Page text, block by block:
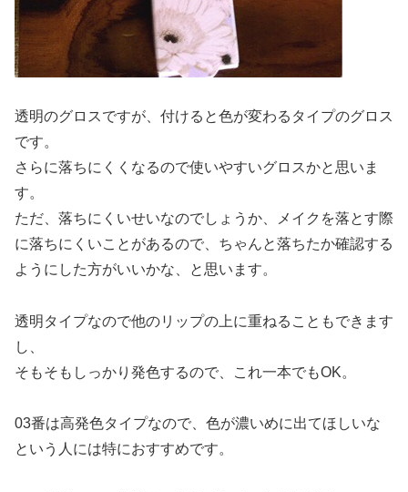
透明のグロスですが、付けると色が変わるタイプのグロス
です。
さらに落ちにくくなるので使いやすいグロスかと思いま
す。
ただ、落ちにくいせいなのでしょうか、メイクを落とす際
に落ちにくいことがあるので、ちゃんと落ちたか確認する
ようにした方がいいかな、と思います。
透明タイプなので他のリップの上に重ねることもできます
し、
そもそもしっかり発色するので、これ一本でもOK。
03番は高発色タイプなので、色が濃いめに出てほしいな
という人には特におすすめです。